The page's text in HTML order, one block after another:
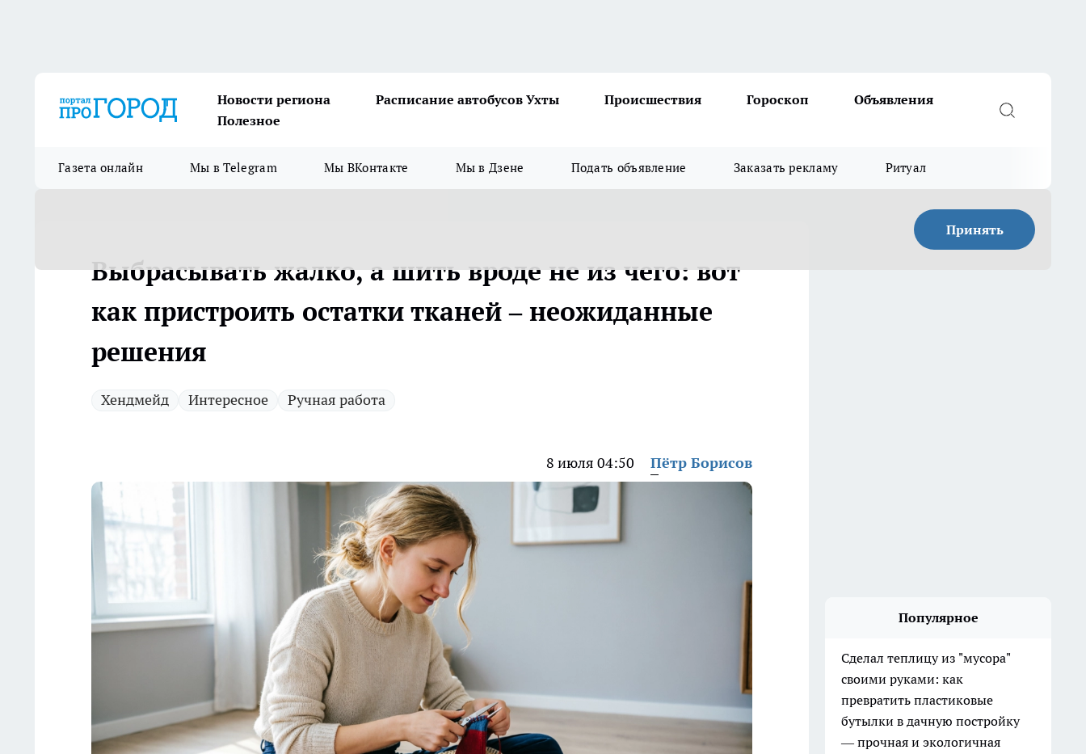
Новости региона Расписание автобусов Ухты Происшествия Гороскоп
Объявления
Полезное
Газета онлайн Мы в Telegram Мы ВКонтакте Мы в Дзене Подать объявление Заказать рекламу Ритуал
Принять
Выбрасывать жалко, а шить вроде не из чего: вот
как пристроить остатки тканей – неожиданные
решения
Хендмейд Интересное Ручная работа
8 июля 04:50 Пётр Борисов
Популярное
Сделал теплицу из "мусора"
своими руками: как
превратить пластиковые
бутылки в дачную постройку
— прочная и экологичная